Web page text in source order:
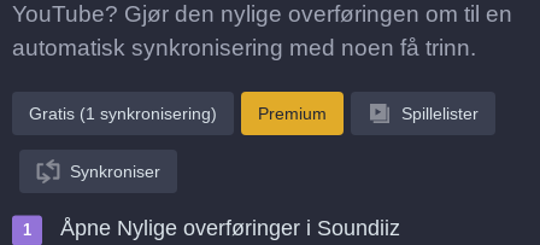
YouTube? Gjør den nylige overføringen om til en
automatisk synkronisering med noen få trinn.
Gratis (1 synkronisering) Premium Spillelister
Synkroniser
Åpne Nylige overføringer i Soundiiz